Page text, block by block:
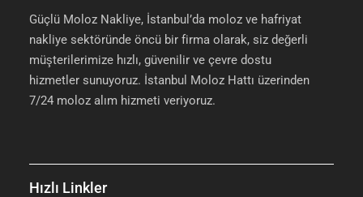
Güçlü Moloz Nakliye, İstanbul’da moloz ve hafriyat
nakliye sektöründe öncü bir firma olarak, siz değerli
müşterilerimize hızlı, güvenilir ve çevre dostu
hizmetler sunuyoruz. İstanbul Moloz Hattı üzerinden
7/24 moloz alım hizmeti veriyoruz.
Hızlı Linkler